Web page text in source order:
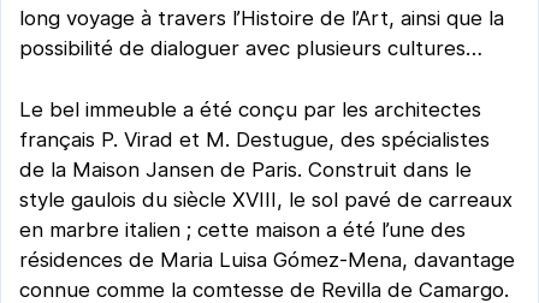
long voyage à travers l’Histoire de l’Art, ainsi que la
possibilité de dialoguer avec plusieurs cultures…
Le bel immeuble a été conçu par les architectes
français P. Virad et M. Destugue, des spécialistes
de la Maison Jansen de Paris. Construit dans le
style gaulois du siècle XVIII, le sol pavé de carreaux
en marbre italien ; cette maison a été l’une des
résidences de Maria Luisa Gómez-Mena, davantage
connue comme la comtesse de Revilla de Camargo.